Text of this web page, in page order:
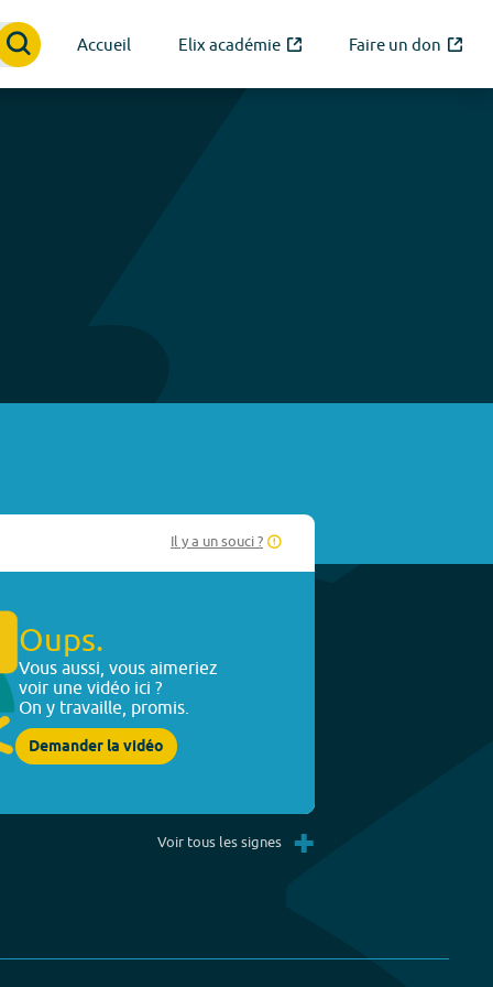
Accueil Elix académie Faire un don
Il y a un souci ?
Oups.
Vous aussi, vous aimeriez
voir une vidéo ici ?
On y travaille, promis.
Demander la vidéo
Voir tous les signes +